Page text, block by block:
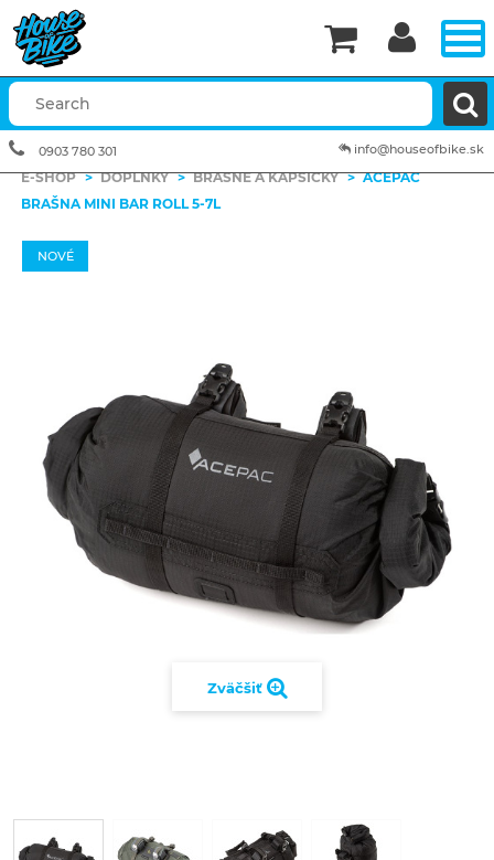
E-SHOP > DOPLNKY > BRAŠNE A KAPSIČKY > ACEPAC
BRAŠNA MINI BAR ROLL 5-7L
NOVÉ
Zväčšiť


info@houseofbike.sk
0903 780 301